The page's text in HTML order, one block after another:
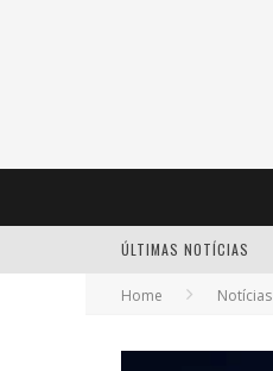
ÚLTIMAS NOTÍCIAS
Home Notícias